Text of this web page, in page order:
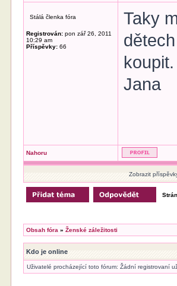
Stálá členka fóra
Registrován: pon zář 26, 2011
10:29 am
Příspěvky: 66
Taky
koupit.
Jana
Nahoru
Zobrazit
Obsah fóra »Ženské záležitosti
Kdo je online
Uživatelé procházející toto fórum: Žádní registrovaní